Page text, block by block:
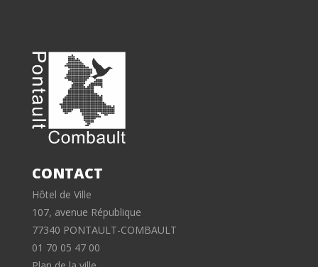
CONTACT
Hôtel de Ville
107, avenue République
77340 PONTAULT-COMBAULT
01 70 05 47 00